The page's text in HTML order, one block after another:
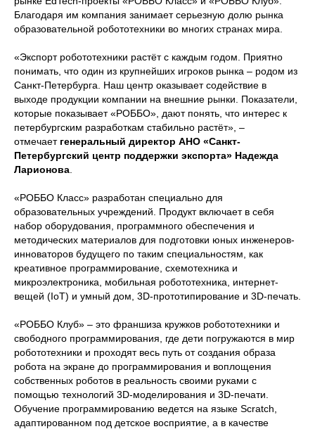
Благодаря им компания занимает серьезную долю рынка
образовательной робототехники во многих странах мира.
«Экспорт робототехники растёт с каждым годом. Приятно
понимать, что один из крупнейших игроков рынка – родом из
Санкт-Петербурга. Наш центр оказывает содействие в
выходе продукции компании на внешние рынки. Показатели,
которые показывает «РОББО», дают понять, что интерес к
петербургским разработкам стабильно растёт», –
отмечает генеральный директор АНО «Санкт-
Петербургский центр поддержки экспорта» Надежда
Ларионова
«РОББО Класс» разработан специально для
образовательных учреждений. Продукт включает в себя
набор оборудования, программного обеспечения и
методических материалов для подготовки юных инженеров-
инноваторов будущего по таким специальностям, как
креативное программирование, схемотехника и
микроэлектроника, мобильная робототехника, интернет-
вещей (IoT) и умный дом, 3D-прототипирование и 3D-печать.
«РОББО Клуб» – это франшиза кружков робототехники и
свободного программирования, где дети погружаются в мир
робототехники и проходят весь путь от создания образа
робота на экране до программирования и воплощения
собственных роботов в реальность своими руками c
помощью технологий 3D-моделирования и 3D-печати.
Обучение программированию ведется на языке Scratch,
адаптированном под детское восприятие, а в качестве